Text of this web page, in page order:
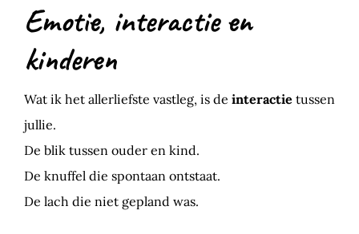
Emotie, interactie en
kinderen
Wat ik het allerliefste vastleg, is de interactie tussen
jullie.
De blik tussen ouder en kind.
De knuffel die spontaan ontstaat.
De lach die niet gepland was.